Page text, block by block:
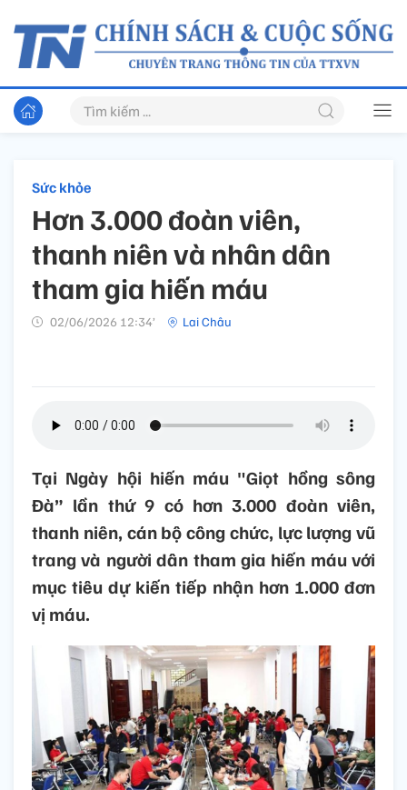
Sức khỏe
Hơn 3.000 đoàn viên,
thanh niên và nhân dân
tham gia hiến máu
02/06/2026 12:34’ Lai Châu
Tại Ngày hội hiến máu "Giọt hồng sông
Đà” lần thứ 9 có hơn 3.000 đoàn viên,
thanh niên, cán bộ công chức, lực lượng vũ
trang và người dân tham gia hiến máu với
mục tiêu dự kiến tiếp nhận hơn 1.000 đơn
vị máu.